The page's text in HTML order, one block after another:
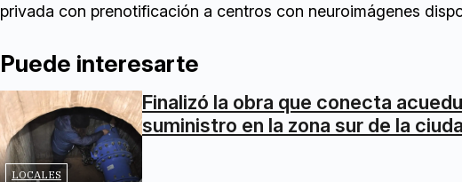
privada con prenotificación a centros con neuroimágenes
Puede interesarte
LOCALES
Finalizó la obra que conecta
suministro en la zona sur de la